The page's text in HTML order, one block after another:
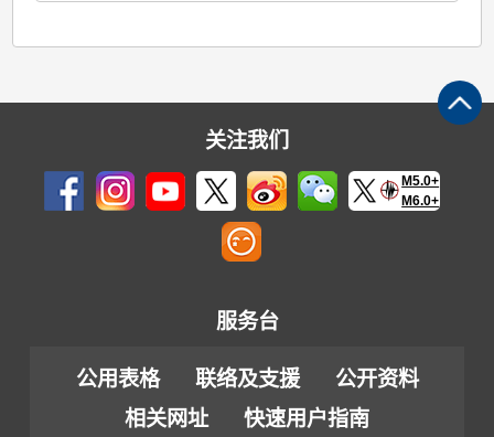
关注我们
M5.0+
M6.0+
服务台
公用表格 联络及支援
公开资料
相关网址
快速用户指南